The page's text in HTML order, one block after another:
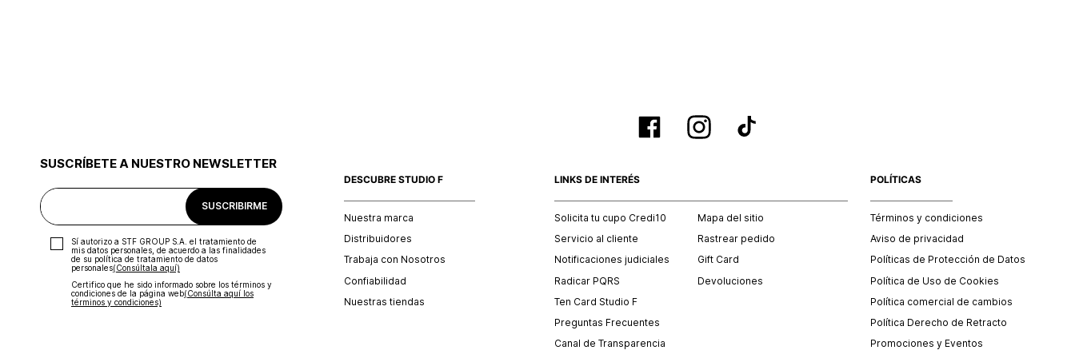
SUSCRÍBETE A NUESTRO NEWSLETTER
SUSCRIBIRME
Sí autorizo a STF GROUP S.A. el tratamiento de
mis datos personales, de acuerdo a las finalidades
de su política de tratamiento de datos
personales‎(Consúltala aquí)
Certifico que he sido informado sobre los términos y
condiciones de la página web‎(Consúlta aquí los
términos y condiciones)
DESCUBRE STUDIO F
Nuestra marca
Distribuidores
Trabaja con Nosotros
Confiabilidad
Nuestras tiendas
LINKS DE INTERÉS
Solicita tu cupo Credi10
Servicio al cliente
Notificaciones judiciales
Radicar PQRS
Ten Card Studio F
Preguntas Frecuentes
Canal de Transparencia
Mapa del sitio
Rastrear pedido
Gift Card
Devoluciones
POLÍTICAS
Términos y condiciones
Aviso de privacidad
Políticas de Protección de Datos
Política de Uso de Cookies
Política comercial de cambios
Política Derecho de Retracto
Promociones y Eventos